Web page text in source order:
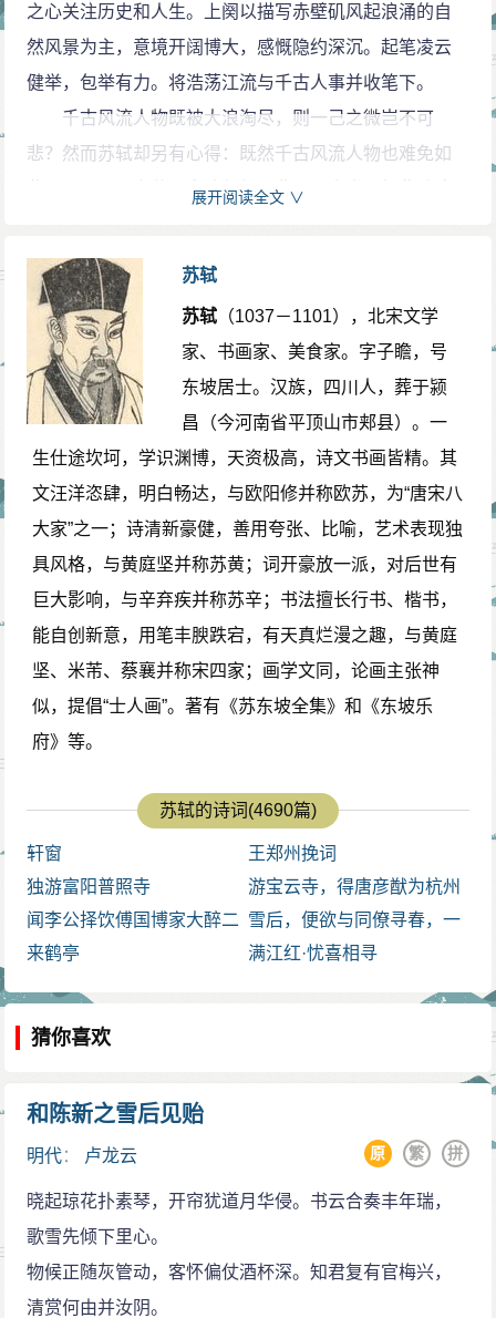
风流人物：指杰出的历史名人。
故垒：过去遗留下来的营垒。
周郎：指三国时吴国名将周瑜，字公瑾，少年得志，二
十四为中郎将，掌管东吴重兵，吴中皆呼为“周郎”。下文
中的“公瑾”，即指周瑜。
小乔初嫁了（liǎo）：《三国志·吴志·周瑜传》载，周瑜
从孙策攻皖，“得桥公两女，皆国色也。策自纳大桥，瑜
纳小桥。”乔，本作“桥”。其时距赤壁之战已经十年，此处
言“初嫁”，是言其少年得意，倜傥风流。
雄姿英发（fā）：谓周瑜体貌不凡，言谈卓绝。英发，谈
一尊还（huán）酹（lèi）江月：古人祭奠以酒浇在地上
祭奠。这里指洒酒酬月，寄托自己的感情。尊：通“樽”，
酒杯。
强虏：强大之敌，指曹军。虏：对敌人的蔑称。
之心关注历史和人生。上阕以描写赤壁矶风起浪涌的自
然风景为主，意境开阔博大，感慨隐约深沉。起笔凌云
健举，包举有力。将浩荡江流与千古人事并收笔下。
千古风流人物既被大浪淘尽，则一己之微岂不可
悲？然而苏轼却另有心得：既然千古风流人物也难免如
此，那么一己之荣辱穷达复何足悲叹！人类既如此殊途
句切入怀古主题，专说三国赤壁之事。“人道是“三字下得
极有分寸。赤壁之战的故地，争议很大。一说在今湖北
蒲圻县境内，已改为赤壁市。但今湖北省内有四处地名
同称赤壁者，另三处在黄冈、武昌、汉阳附近。苏轼所
游是黄冈赤壁，他似乎也不敢肯定，所以用“人道是“三字
“乱石“以下五句是写江水腾涌的壮观景象。其中“穿
“、“拍“、“卷“等动词用得形象生动。“江山如画“是写景的
总括之句。“一时多少豪杰“则又由景物过渡到人事。
苏轼重点要写的是“三国周郎“，故下阕便全从周郎引
发。换头五句写赤壁战争。与周瑜的谈笑论战相似，作
者描写这么一场轰轰烈烈的战争也是举重若轻，闲笔纷
出。从起句的“千古风流人物“到“一时多少豪杰“再到“遥想
公瑾当年“，视线不断收束，最后聚焦定格在周瑜身上。
然而写周瑜却不写其大智大勇，只写其儒雅风流的气
不留意的人容易把“羽扇纶巾“看作是诸葛亮的代称，
因为诸葛亮的装束素以羽扇纶巾著名。但在三国之时，
这是儒将通常的装束。宋人也多以“羽扇“代指周瑜，如戴
复古《赤壁》诗云：“千载周公瑾，如其在目前。英风挥
苏轼在这里极言周瑜之儒雅淡定，但感情是复杂
的。“故国“两句便由周郎转到自己。周瑜破曹之时年方三
“四十五十而无闻焉，斯亦不足畏也已。“苏轼从周瑜的年
轻有为，联想到自己坎坷不遇，故有“多情应笑我“之句，
展开阅读全文 ∨
苏轼
苏轼 （1037－1101），北宋文学
家、书画家、美食家。字子瞻，号
东坡居士。汉族，四川人，葬于颍
昌（今河南省平顶山市郏县）。一
生仕途坎坷，学识渊博，天资极高，诗文书画皆精。其
文汪洋恣肆，明白畅达，与欧阳修并称欧苏，为“唐宋八
大家”之一；诗清新豪健，善用夸张、比喻，艺术表现独
具风格，与黄庭坚并称苏黄；词开豪放一派，对后世有
巨大影响，与辛弃疾并称苏辛；书法擅长行书、楷书，
能自创新意，用笔丰腴跌宕，有天真烂漫之趣，与黄庭
坚、米芾、蔡襄并称宋四家；画学文同，论画主张神
似，提倡“士人画”。著有《苏东坡全集》和《东坡乐
府》等。
苏轼的诗词(4690篇)
轩窗
王郑州挽词
独游富阳普照寺
游宝云寺，得唐彦猷为杭州
日送客舟中手昼一
闻李公择饮傅国博家大醉二
首
雪后，便欲与同僚寻春，一
病弥月，杂花都尽，独牡丹
来鹤亭 满江红·忧喜相寻
猜你喜欢
和陈新之雪后见贻
明代： 卢龙云 拼
繁
原
晓起琼花扑素琴，开帘犹道月华侵。书云合奏丰年瑞，
歌雪先倾下里心。
物候正随灰管动，客怀偏仗酒杯深。知君复有官梅兴，
清赏何由并汝阴。